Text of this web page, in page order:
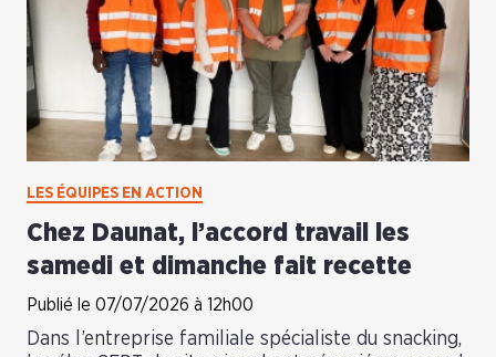
LES ÉQUIPES EN ACTION
Chez Daunat, l’accord travail les
samedi et dimanche fait recette
Publié le 07/07/2026 à 12h00
Dans l’entreprise familiale spécialiste du snacking,